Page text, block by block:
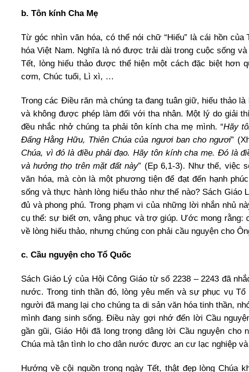
b. Tôn kính Cha Mẹ
Từ góc nhìn văn hóa, có thể nói chữ “Hiếu” là cái hồn
hóa Việt Nam. Nghĩa là nó được trải dài trong cuộc sống
Tết, lòng hiếu thảo được thể hiện một cách đặc biệt hơn
cơm, Chúc tuổi, Lì xì, …
Trong các Điều răn mà chúng ta đang tuân giữ, hiếu thảo
và không được phép làm đối với tha nhân. Một lý do giải
đều nhắc nhở chúng ta phải tôn kính cha mẹ mình. “Hãy
Đấng Hằng Hữu, Thiên Chúa của ngươi ban cho ngươi”
Chúa, vì đó là điều phải đạo. Hãy tôn kính cha mẹ. Đó là
và hưởng thọ trên mặt đất này” (Ep 6,1-3). Như thế, việc
văn hóa, mà còn là một phương tiện để đạt đến hạnh
sống và thực hành lòng hiếu thảo như thế nào? Sách
đủ và phong phú. Trong phạm vi của những lời nhắn nhủ
cụ thể: sự biết ơn, vâng phục và trợ giúp. Ước mong rằng:
về lòng hiếu thảo, nhưng chúng con phải cầu nguyện cho
c. Cầu nguyện cho Tổ Quốc
Sách Giáo Lý của Hội Công Giáo từ số 2238 – 2243 đã
nước. Trong tinh thần đó, lòng yêu mến và sự phục vụ
người đã mang lại cho chúng ta di sản văn hóa tinh thần,
mình đang sinh sống. Điều này gợi nhớ đến lời Cầu
gần gũi, Giáo Hội đã long trọng dâng lời Cầu nguyện cho
Chúa mà tận tình lo cho dân nước được an cư lạc nghiệp
Hướng về cội nguồn trong ngày Tết, thật đẹp lòng Chúa